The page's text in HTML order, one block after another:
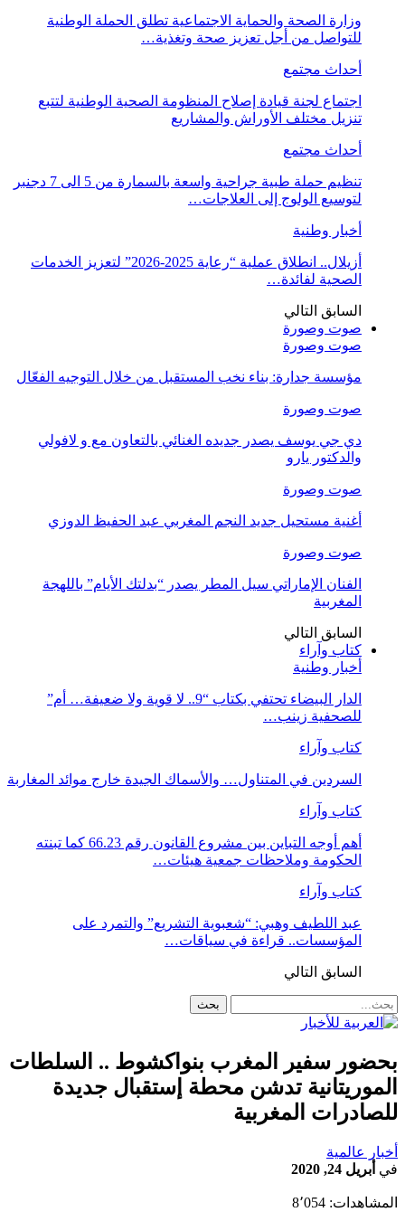
وزارة الصحة والحماية الاجتماعية تطلق الحملة الوطنية
للتواصل من أجل تعزيز صحة وتغذية…
أحداث مجتمع
اجتماع لجنة قيادة إصلاح المنظومة الصحية الوطنية لتتبع
تنزيل مختلف الأوراش والمشاريع
أحداث مجتمع
تنظيم حملة طبية جراحية واسعة بالسمارة من 5 الى 7 دجنبر
لتوسيع الولوج إلى العلاجات…
أخبار وطنية
أزيلال.. انطلاق عملية “رعاية 2025-2026” لتعزيز الخدمات
الصحية لفائدة…
السابق التالي
صوت وصورة
صوت وصورة
مؤسسة جدارة: بناء نخب المستقبل من خلال التوجيه الفعّال
صوت وصورة
دي جي يوسف يصدر جديده الغنائي بالتعاون مع و لافولي
والدكتور يارو
صوت وصورة
أغنية مستحيل جديد النجم المغربي عبد الحفيظ الدوزي
صوت وصورة
الفنان الإماراتي سيل المطر يصدر “بدلتك الأيام” باللهجة
المغربية
السابق التالي
كتاب وآراء
أخبار وطنية
الدار البيضاء تحتفي بكتاب “9.. لا قوية ولا ضعيفة… أم”
للصحفية زينب…
كتاب وآراء
السردين في المتناول… والأسماك الجيدة خارج موائد المغاربة
كتاب وآراء
أهم أوجه التباين بين مشروع القانون رقم 66.23 كما تبنته
الحكومة وملاحظات جمعية هيئات…
كتاب وآراء
عبد اللطيف وهبي: “شعبوية التشريع” والتمرد على
المؤسسات.. قراءة في سياقات…
السابق التالي
بحضور سفير المغرب بنواكشوط .. السلطات
الموريتانية تدشن محطة إستقبال جديدة
للصادرات المغربية
أخبار عالمية
في أبريل 24, 2020
المشاهدات: 8٬054